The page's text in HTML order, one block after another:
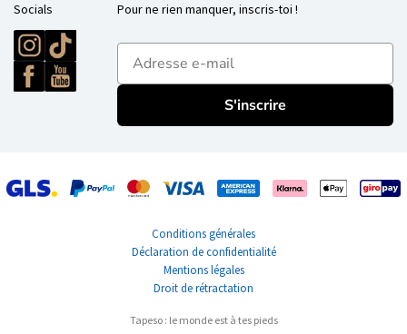
Socials Pour ne rien manquer, inscris-toi !
E-mailadres
S'inscrire
Conditions générales
Déclaration de confidentialité
Mentions légales
Droit de rétractation
Tapeso : le monde est à tes pieds